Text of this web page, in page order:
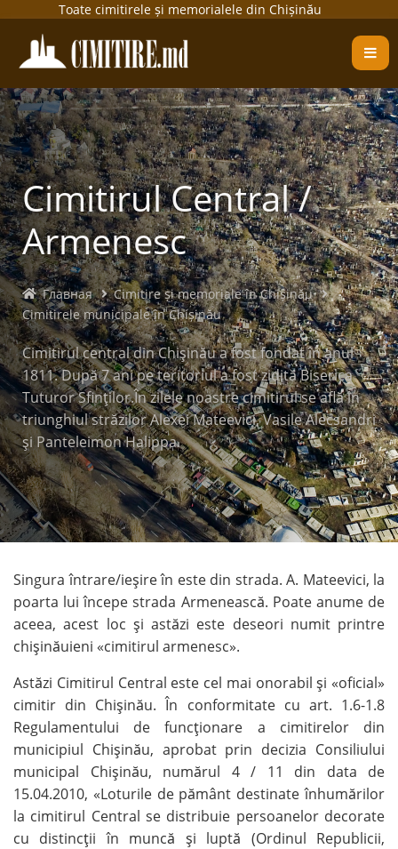
Toate cimitirele și memorialele din Chișinău
Cimitirul Central /
Armenesc
Главная
Cimitire și memoriale în Chișinău
Cimitirele municipale în Chișinău
Cimitirul central din Chişinău a fost fondat în anul
1811. După 7 ani pe teritoriul a fost zidită Biserica
Tuturor Sfinţilor.În zilele noastre cimitirul se află în
triunghiul străzilor Alexei Mateevici, Vasile Alecsandri
şi Panteleimon Halippa.
Singura întrare/ieşire în este din strada. A. Mateevici, la
poarta lui începe strada Armenească. Poate anume de
aceea, acest loc şi astăzi este deseori numit printre
chişinăuieni «cimitirul armenesc».
Astăzi Cimitirul Central este cel mai onorabil şi «oficial»
cimitir din Chişinău. În conformitate cu art. 1.6-1.8
Regulamentului de funcţionare a cimitirelor din
municipiul Chişinău, aprobat prin decizia Consiliului
municipal Chişinău, numărul 4 / 11 din data de
15.04.2010, «Loturile de pământ destinate înhumărilor
la cimitirul Central se distribuie persoanelor decorate
cu distincţii în muncă şi luptă (Ordinul Republicii,